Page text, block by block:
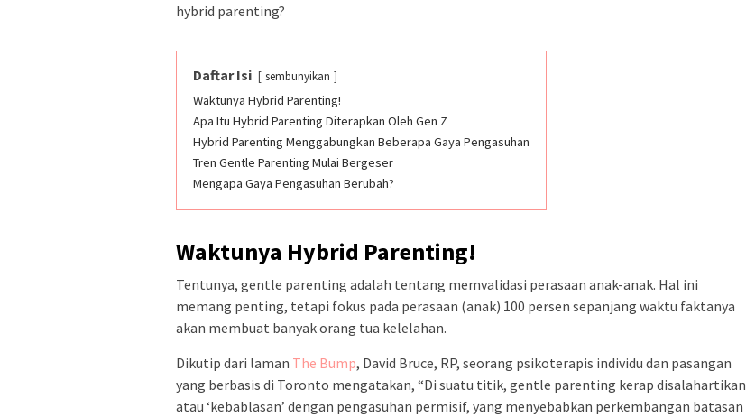
hybrid parenting?
Daftar Isi sembunyikan
Waktunya Hybrid Parenting!
Apa Itu Hybrid Parenting Diterapkan Oleh Gen Z
Hybrid Parenting Menggabungkan Beberapa Gaya Pengasuhan
Tren Gentle Parenting Mulai Bergeser
Mengapa Gaya Pengasuhan Berubah?
Waktunya Hybrid Parenting!
Tentunya, gentle parenting adalah tentang memvalidasi perasaan anak-anak. Hal ini
memang penting, tetapi fokus pada perasaan (anak) 100 persen sepanjang waktu faktanya
akan membuat banyak orang tua kelelahan.
Dikutip dari laman The Bump, David Bruce, RP, seorang psikoterapis individu dan pasangan
yang berbasis di Toronto mengatakan, “Di suatu titik, gentle parenting kerap disalahartikan
atau ‘kebablasan’ dengan pengasuhan permisif, yang menyebabkan perkembangan batasan